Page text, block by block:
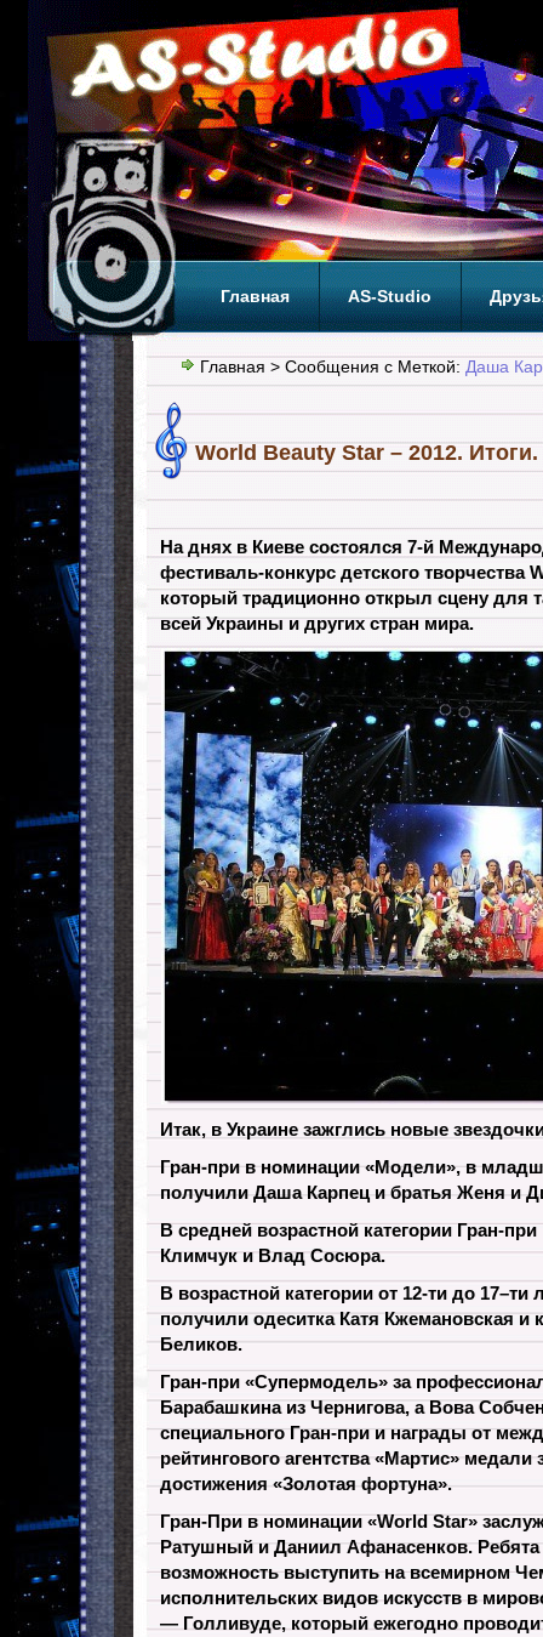
Главная AS-Studio
Теги ТОП
Главная > Сообщения с Меткой: Даша
World Beauty Star – 2012. Итоги.
На днях в Киеве состоялся 7-й
фестиваль-конкурс детского творчества
который традиционно открыл сцену для
всей Украины и других стран мира.
Итак, в Украине зажглись новые
Гран-при в номинации «Модели», в
получили Даша Карпец и братья Женя и
В средней возрастной категории Гран-
Климчук и Влад Сосюра.
В возрастной категории от 12-ти до
получили одеситка Катя Кжемановская и
Беликов.
Гран-при «Супермодель» за
Барабашкина из Чернигова, а Вова
специального Гран-при и награды от
рейтингового агентства «Мартис» медали
достижения «Золотая фортуна».
Гран-При в номинации «World Star»
Ратушный и Даниил Афанасенков.
возможность выступить на всемирном
исполнительских видов искусств в
— Голливуде, который ежегодно